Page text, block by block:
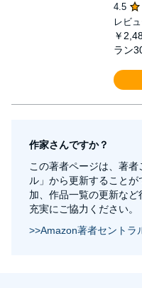
4.5
レビ
￥
ラン
作家さんですか？
この著者ページは、著
ル」から更新すること
加、作品一覧の更新な
充実にご協力ください。
>>Amazon著者セントラ